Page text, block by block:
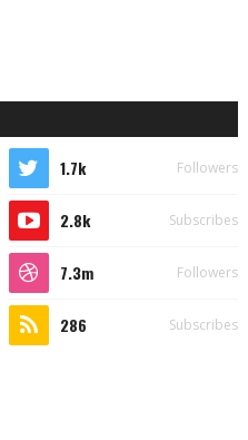
1.7k Followers
2.8k Subscribes
7.3m Followers
286 Subscribes